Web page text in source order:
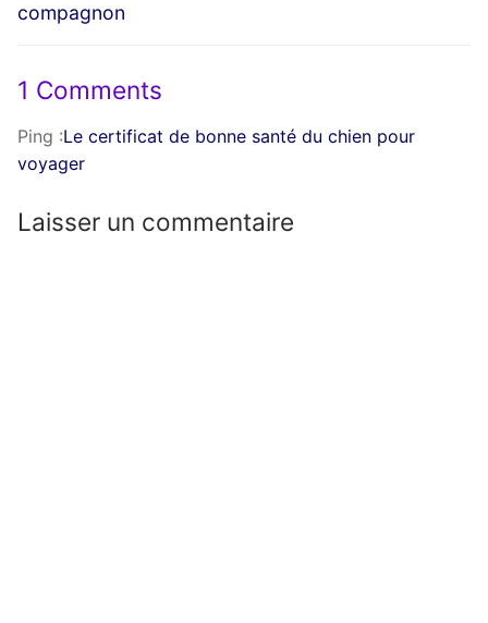
compagnon
1 Comments
Ping :Le certificat de bonne santé du chien pour
voyager
Laisser un commentaire